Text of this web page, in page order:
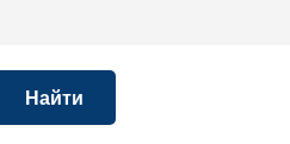
Найти